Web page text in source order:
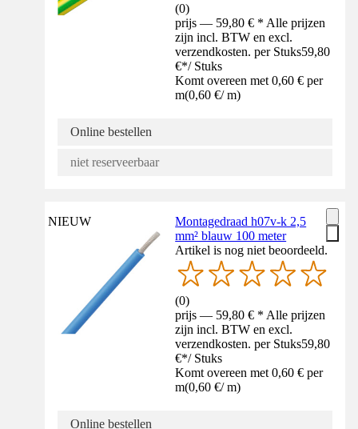
(0)
prijs — 59,80 € * Alle prijzen
zijn incl. BTW en excl.
verzendkosten. per Stuks59,80
€*/ Stuks
Komt overeen met 0,60 € per
m(0,60 €/ m)
Online bestellen
niet reserveerbaar
NIEUW
Montagedraad h07v-k 2,5
mm² blauw 100 meter
Artikel is nog niet beoordeeld.
(0)
prijs — 59,80 € * Alle prijzen
zijn incl. BTW en excl.
verzendkosten. per Stuks59,80
€*/ Stuks
Komt overeen met 0,60 € per
m(0,60 €/ m)
Online bestellen